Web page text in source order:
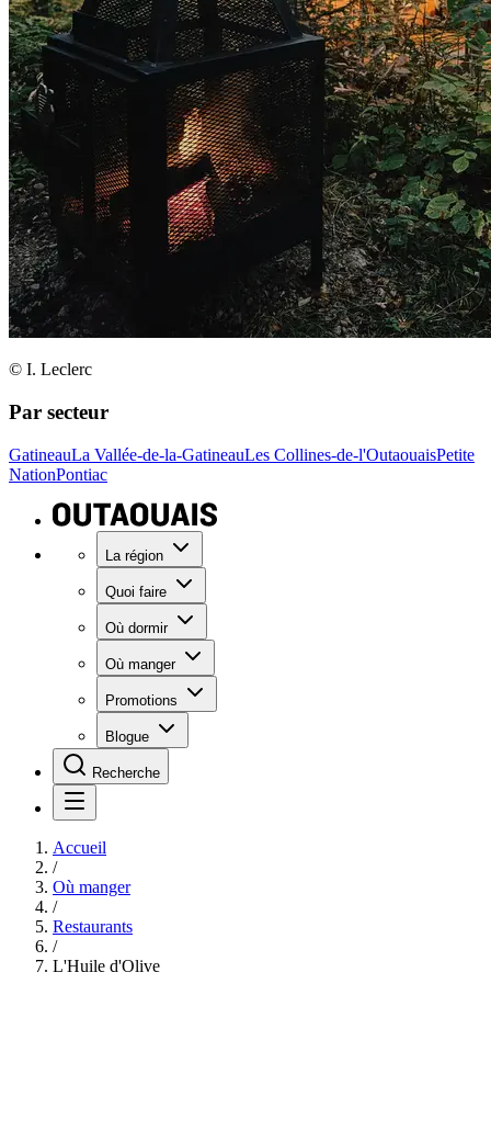
© I. Leclerc
Par secteur
GatineauLa Vallée-de-la-GatineauLes Collines-de-l'OutaouaisPetite
NationPontiac
La région
Quoi faire
Où dormir
Où manger
Promotions
Blogue
Recherche
Accueil
/
Où manger
/
Restaurants
/
L'Huile d'Olive